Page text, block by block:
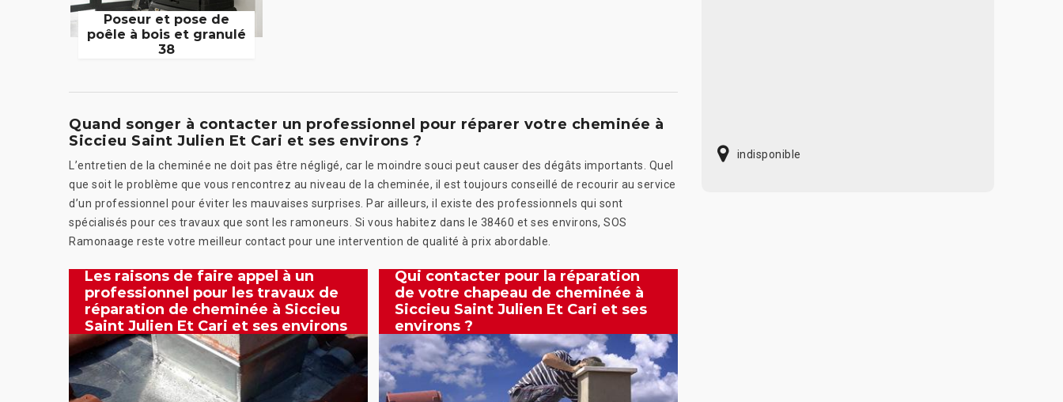
Poseur et pose de
poêle à bois et granulé
38
Quand songer à contacter un professionnel pour réparer votre cheminée à
Siccieu Saint Julien Et Cari et ses environs ?
L’entretien de la cheminée ne doit pas être négligé, car le moindre souci peut causer des dégâts importants. Quel
que soit le problème que vous rencontrez au niveau de la cheminée, il est toujours conseillé de recourir au service
d’un professionnel pour éviter les mauvaises surprises. Par ailleurs, il existe des professionnels qui sont
spécialisés pour ces travaux que sont les ramoneurs. Si vous habitez dans le 38460 et ses environs, SOS
Ramonaage reste votre meilleur contact pour une intervention de qualité à prix abordable.
Les raisons de faire appel à un
professionnel pour les travaux de
réparation de cheminée à Siccieu
Saint Julien Et Cari et ses environs
Qui contacter pour la réparation
de votre chapeau de cheminée à
Siccieu Saint Julien Et Cari et ses
environs ?
indisponible